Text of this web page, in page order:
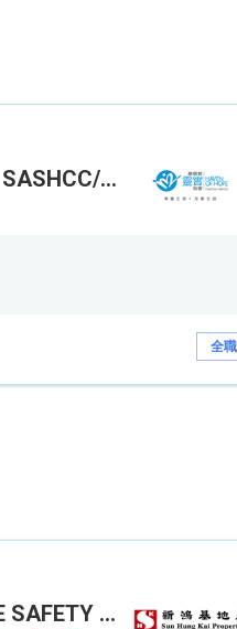
技工 (編號：SASHCC/A/CTE)
全職
SENIOR FIRE SAFETY OFFICER / FIRE SAFETY OFFICER